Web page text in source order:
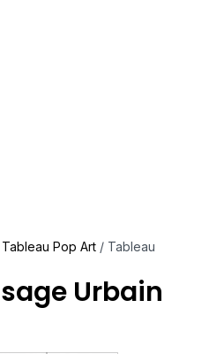
Tableau Pop Art / Tableau
Urbain